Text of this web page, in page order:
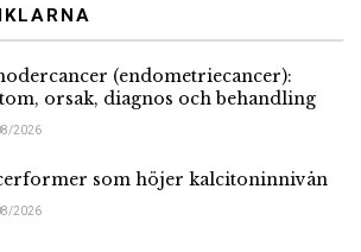
(endometriecancer):
orsak, diagnos och behandling
2026
som höjer kalcitoninnivån
2026